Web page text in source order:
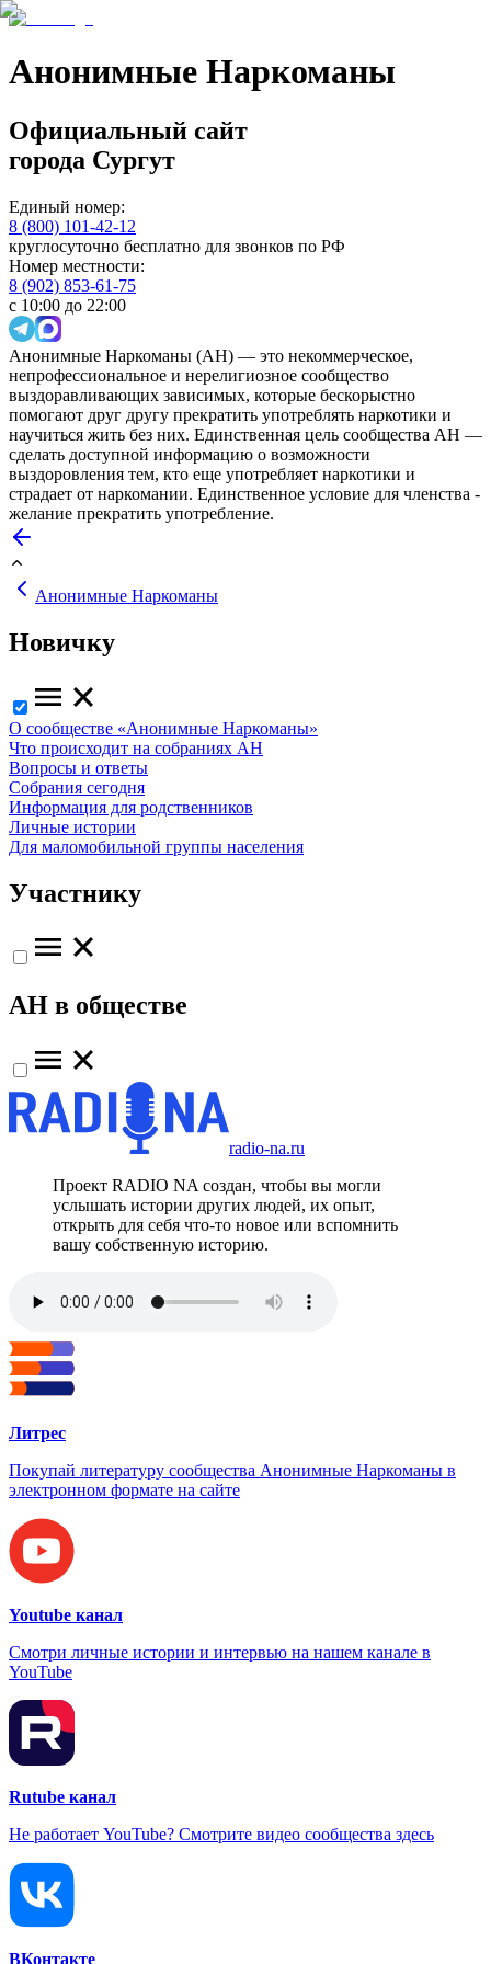
Анонимные Наркоманы
Официальный сайт
города Сургут
Единый номер:
8 (800) 101-42-12
круглосуточно бесплатно для звонков по РФ
Номер местности:
8 (902) 853-61-75
с 10:00 до 22:00
Анонимные Наркоманы (АН) — это некоммерческое,
непрофессиональное и нерелигиозное сообщество
выздоравливающих зависимых, которые бескорыстно
помогают друг другу прекратить употреблять наркотики и
научиться жить без них. Единственная цель сообщества АН —
сделать доступной информацию о возможности
выздоровления тем, кто еще употребляет наркотики и
страдает от наркомании. Единственное условие для членства -
желание прекратить употребление.
Анонимные Наркоманы
Новичку
О сообществе «Анонимные Наркоманы»
Что происходит на собраниях АН
Вопросы и ответы
Собрания сегодня
Информация для родственников
Личные истории
Для маломобильной группы населения
Участнику
АН в обществе
radio-na.ru
Проект RADIO NA создан, чтобы вы могли
услышать истории других людей, их опыт,
открыть для себя что-то новое или вспомнить
вашу собственную историю.
Литрес
Покупай литературу сообщества Анонимные Наркоманы в
электронном формате на сайте
Youtube канал
Смотри личные истории и интервью на нашем канале в
YouTube
Rutube канал
Не работает YouTube? Смотрите видео сообщества здесь
ВКонтакте